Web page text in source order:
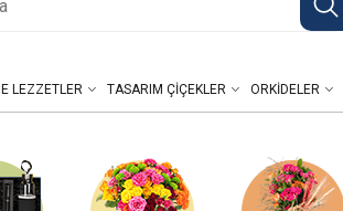
LEZZETLER TASARIM ÇIÇEKLER ORKIDELER